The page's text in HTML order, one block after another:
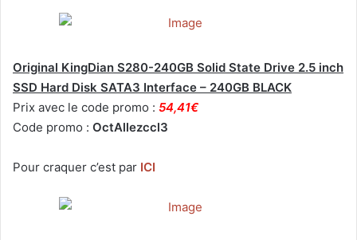
Original KingDian S280-240GB Solid State Drive 2.5 inch
SSD Hard Disk SATA3 Interface – 240GB BLACK
Prix avec le code promo : 54,41€
Code promo : OctAllezccl3
Pour craquer c’est par ICI